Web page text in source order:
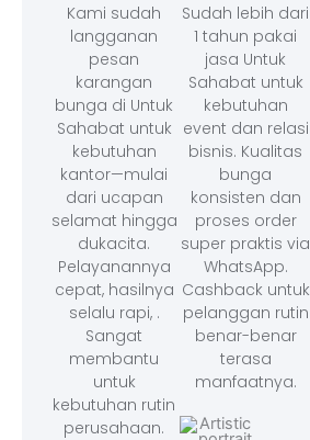
Kami sudah
langganan
pesan
karangan
bunga di Untuk
Sahabat untuk
kebutuhan
kantor—mulai
dari ucapan
selamat hingga
dukacita.
Pelayanannya
cepat, hasilnya
selalu rapi, .
Sangat
membantu
untuk
kebutuhan rutin
perusahaan.
Sudah lebih dari
1 tahun pakai
jasa Untuk
Sahabat untuk
kebutuhan
event dan relasi
bisnis. Kualitas
bunga
konsisten dan
proses order
super praktis via
WhatsApp.
Cashback untuk
pelanggan rutin
benar-benar
terasa
manfaatnya.